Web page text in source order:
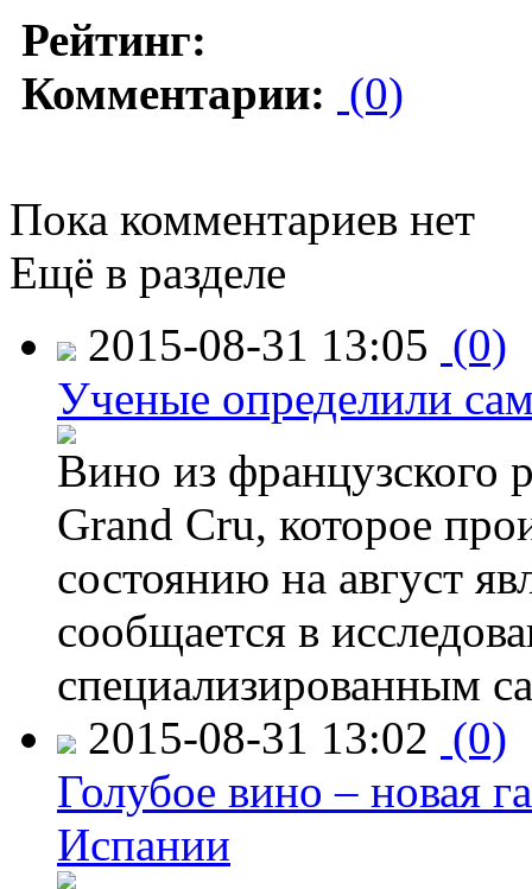
Рейтинг:
Комментарии: (0)
Пока комментариев нет
Ещё в разделе
2015-08-31 13:05 (0)
Ученые определили
Вино из французского
Grand Cru, которое
состоянию на август
сообщается в
специализированным
2015-08-31 13:02 (0)
Голубое вино – новая
Испании